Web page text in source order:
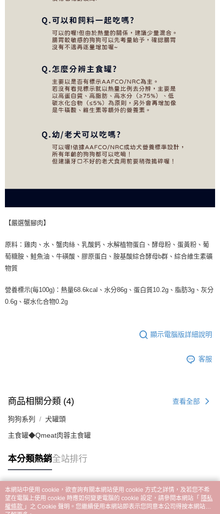
【嚴選蟹腳肉】
原料：雞肉、水、蟹肉絲、乳酸鈣、水解植物蛋白、酵母粉、蛋黃粉、葡
萄糖胺、鮭魚油、牛磺酸、膠原蛋白、胺基酸綜合酵母b群、綜合維生素礦
物質
營養標示(每100g)：熱量68.6kcal、水分86g、蛋白質10.2g、脂肪3g、灰分
0.6g、碳水化合物0.2g
顯示電腦版詳細說明
客服
商品相關分類 (4) 查看全部
狗狗系列 犬罐頭
主食罐◆Qmeat肉蓉主食罐
本分類熱銷全站排行
熱門標籤
本網站中使用 cookie，欲查詢有關本網站使用 cookie 方式之詳情，及若您不希
望在電腦上使用 cookie 時應如何變更電腦的 cookie 設定，請參閱本網站「 隱私
權條款 」之 Cookie 聲明。您繼續使用本網站即表示您同意本公司得按本網站使